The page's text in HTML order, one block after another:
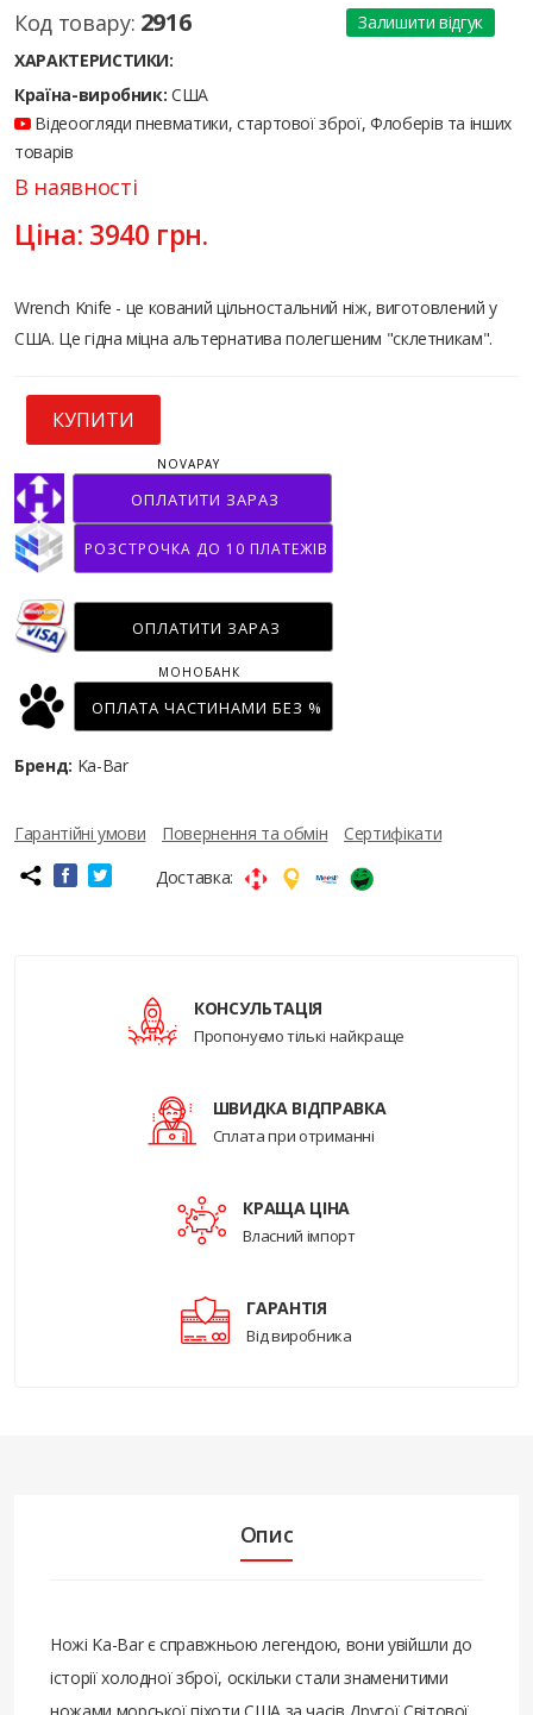
Код товару: 2916
Залишити відгук
ХАРАКТЕРИСТИКИ:
Країна-виробник: США
Відеоогляди пневматики, стартової зброї, Флоберів та інших
товарів
В наявності
Ціна: 3940 грн.
Wrench Knife - це кований цільностальний ніж, виготовлений у
США. Це гідна міцна альтернатива полегшеним "склетникам".
КУПИТИ
ОПЛАТИТИ ЗАРАЗ
NOVAPAY
РОЗСТРОЧКА ДО 10 ПЛАТЕЖІВ
ОПЛАТИТИ ЗАРАЗ
ОПЛАТА ЧАСТИНАМИ БЕЗ %
МОНОБАНК
Бренд: Ka-Bar
Гарантійні умови Повернення та обмін
Сертифікати
Доставка:
КОНСУЛЬТАЦІЯ
Пропонуємо тількі найкраще
ШВИДКА ВІДПРАВКА
Сплата при отриманні
КРАЩА ЦІНА
Власний імпорт
ГАРАНТІЯ
Від виробника
Опис
Ножі Ka-Bar є справжньою легендою, вони увійшли до
історії холодної зброї, оскільки стали знаменитими